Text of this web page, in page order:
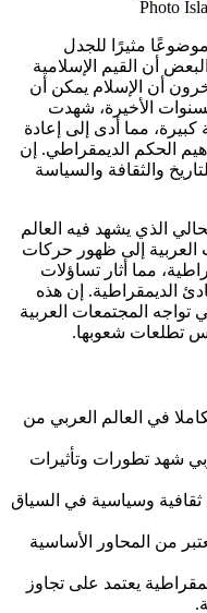
أن القيم الإسلامية
أن الإسلام يمكن أن
الأخيرة، شهدت
كبيرة، مما أدى إلى إعادة
الحكم الديمقراطي. إن
والثقافة والسياسة
الذي يشهد فيه العالم
العربية إلى ظهور حركات
مما أثار تساؤلات
الديمقراطية. إن هذه
تواجه المجتمعات العربية
تطلعات شعوبها.
في العالم العربي من
شهد تطورات وتأثيرات
ثقافية وسياسية في السياق
من المحاور الأساسية
يعتمد على تجاوز